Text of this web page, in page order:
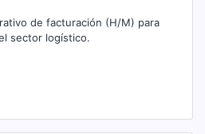
de facturación (H/M) para
sector logístico.